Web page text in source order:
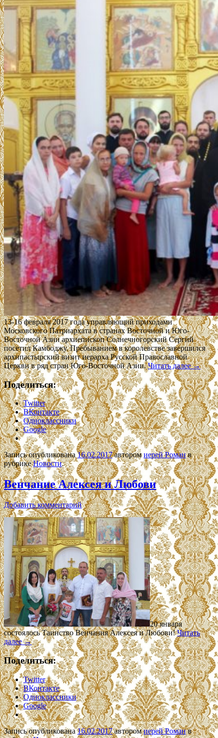
13-16 февраля 2017 года управляющий приходами
Московского Патриархата в странах Восточной и Юго-
Восточной Азии архиепископ Солнечногорский Сергий
посетил Камбоджу. Пребыванием в королевстве завершился
архипастырский визит иерарха Русской Православной
Церкви в ряд стран Юго-Восточной Азии.Читать далее→
Поделиться:
Twitter
ВКонтакте
Одноклассники
Google
Запись опубликована16.02.2017авторомиерей Романв
рубрикеНовости.
Венчание Алексея и Любови
Добавить комментарий
20 января
состоялось Таинство Венчания Алексея и Любови!Читать
далее→
Поделиться:
Twitter
ВКонтакте
Одноклассники
Google
Запись опубликована16.02.2017авторомиерей Романв